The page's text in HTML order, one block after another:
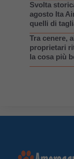
Svolta
agosto Ita
quelli di
Tra cenere,
proprietari
la cosa più